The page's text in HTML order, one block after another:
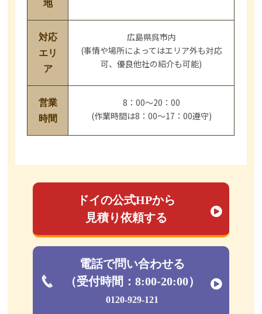
地
対応
エリ
ア
広島県呉市内
(事情や場所によってはエリア外も対応
可、優良他社の紹介も可能)
営業
時間
8：00～20：00
(作業時間は8：00～17：00遵守)
ドイの公式HPから
見積り依頼する
電話で問い合わせる
（受付時間：8:00-20:00）
0120-929-121